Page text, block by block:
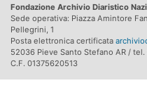
Fondazione Archivio Diaristico
Sede operativa: Piazza Amintore
Pellegrini, 1
Posta elettronica certificata
52036 Pieve Santo Stefano AR / tel.
C.F. 01375620513